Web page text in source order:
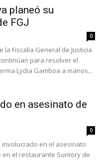
planeó su
FGJ
0
Fiscalía General de Justicia
para resolver el
Lydia Gamboa a manos...
en asesinato de
0
en el asesinato
en el restaurante Suntory de